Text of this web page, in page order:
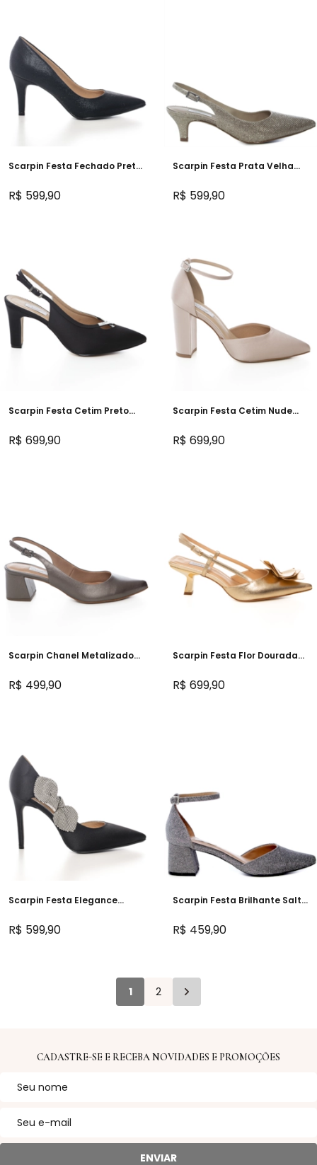
Scarpin Festa Fechado Preto
R$ 599,90
Scarpin Festa Prata Velha
R$ 599,90
Scarpin Festa Cetim Preto
235D.11404
R$ 699,90
Scarpin Festa Cetim Nude
R$ 699,90
Scarpin Chanel Metalizado
NF302
R$ 499,90
Scarpin Festa Flor Dourada
R$ 699,90
Scarpin Festa Elegance
274D.11451
R$ 599,90
Scarpin Festa Brilhante Salto
R$ 459,90
1 2
CADASTRE-SE E RECEBA NOVIDADES E PROMOÇÕES
ENVIAR